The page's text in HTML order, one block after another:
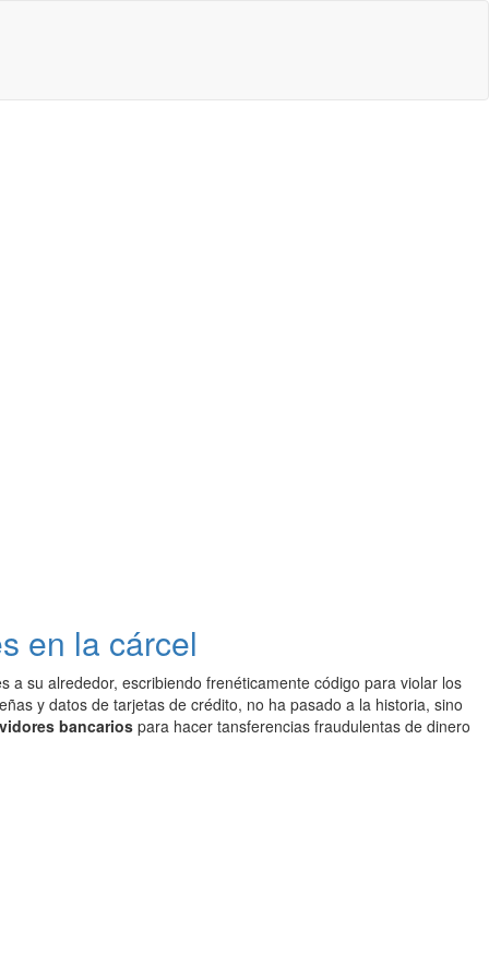
en la cárcel
su alrededor, escribiendo frenéticamente código para violar los
y datos de tarjetas de crédito, no ha pasado a la historia, sino
bancarios para hacer tansferencias fraudulentas de dinero